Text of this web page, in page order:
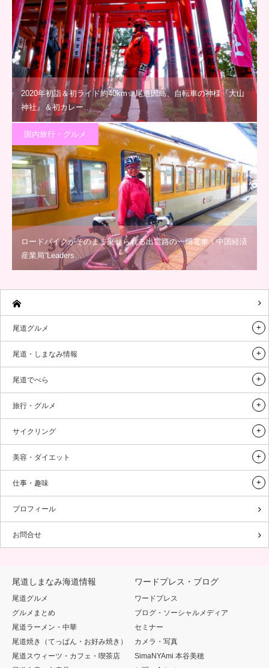
2020年初詣＆初ライド約40km☆尾道因島、自転車の神様『大山
神社』＆初カレー…
国内旅行・グルメ
ロードバイクがそのまま乗せられる出雲路の一畑電車！中国経済
産業局“Leaders…
尾道グルメ
尾道・しまなみ情報
尾道でべら
旅行・グルメ
サイクリング
美容・ダイエット
仕事・趣味
プロフィール
お問合せ
尾道しまなみ海道情報
尾道グルメ
グルメまとめ
尾道ラーメン・中華
尾道焼き（てっぱん・お好み焼き）
尾道スウィーツ・カフェ・喫茶店
ワードプレス・ブログ
ワードプレス
ブログ・ソーシャルメディア
セミナー
カメラ・写真
SimaNYAmi 本谷美穂